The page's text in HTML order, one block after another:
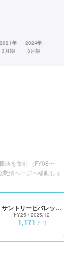
値を集計（FY08〜
績ページへ移動しま
サントリービバレッジ&フード
FY25 / 2025/12
1,171 万円